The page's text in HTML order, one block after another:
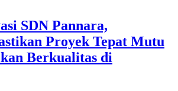
SDN Pannara,
Proyek Tepat Mutu
Berkualitas di